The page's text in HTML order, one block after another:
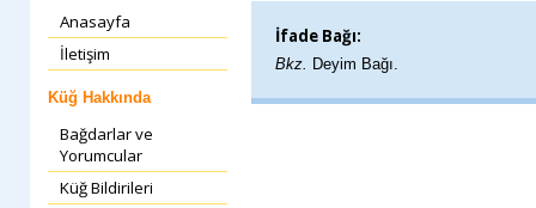
Anasayfa
İletişim
Küğ Hakkında
Bağdarlar ve
Yorumcular
Küğ Bildirileri
İfade Bağı:
Bkz. Deyim Bağı.